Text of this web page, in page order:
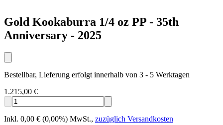
Gold Kookaburra 1/4 oz PP - 35th
Anniversary - 2025
Bestellbar, Lieferung erfolgt innerhalb von 3 - 5 Werktagen
1.215,00 €
Inkl. 0,00 € (0,00%) MwSt., zuzüglich Versandkosten